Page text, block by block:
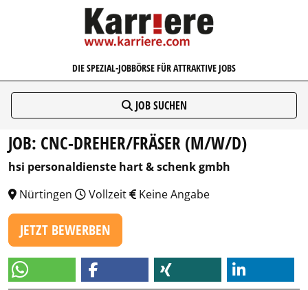
KARRIERE.COM
DIE SPEZIAL-JOBBÖRSE FÜR ATTRAKTIVE JOBS
JOB SUCHEN
JOB: CNC-DREHER/FRÄSER (M/W/D)
hsi personaldienste hart & schenk gmbh
Nürtingen
Vollzeit Keine Angabe
JETZT BEWERBEN